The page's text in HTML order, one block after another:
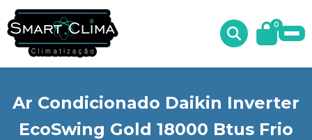
0
Ar Condicionado Daikin Inverter
EcoSwing Gold 18000 Btus Frio